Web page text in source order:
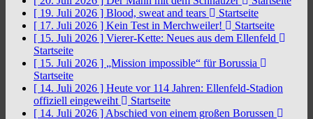
[ 19. Juli 2026 ] Blood, sweat and tears
Startseite
[ 17. Juli 2026 ] Kein Test in Merchweiler!
Startseite
[ 15. Juli 2026 ] Vierer-Kette: Neues aus dem Ellenfeld
Startseite
[ 15. Juli 2026 ] „Mission impossible“ für Borussia
Startseite
[ 14. Juli 2026 ] Heute vor 114 Jahren: Ellenfeld-Stadion
offiziell eingeweiht
Startseite
[ 14. Juli 2026 ] Abschied von einem großen Borussen